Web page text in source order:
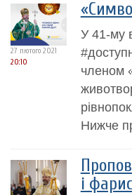
27 лютого 2021
20:10
У 41-му
членом
Нижче
і